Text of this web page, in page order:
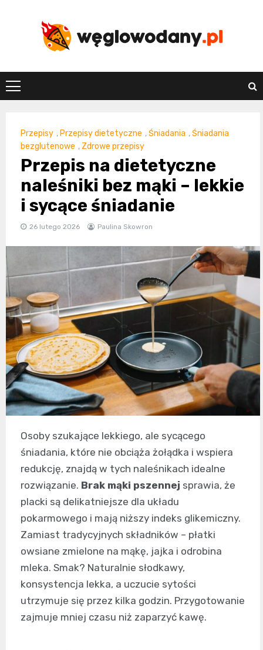
Przepisy ,Przepisy dietetyczne ,Śniadania ,Śniadania
bezglutenowe , Zdrowe przepisy
Przepis na dietetyczne
naleśniki bez mąki – lekkie
i sycące śniadanie
26 lutego 2026 Paulina Skowron
Osoby szukające lekkiego, ale sycącego
śniadania, które nie obciąża żołądka i wspiera
redukcję, znajdą w tych naleśnikach idealne
rozwiązanie. Brak mąki pszennej sprawia, że
placki są delikatniejsze dla układu
pokarmowego i mają niższy indeks glikemiczny.
Zamiast tradycyjnych składników – płatki
owsiane zmielone na mąkę, jajka i odrobina
mleka. Smak? Naturalnie słodkawy,
konsystencja lekka, a uczucie sytości
utrzymuje się przez kilka godzin. Przygotowanie
zajmuje mniej czasu niż zaparzyć kawę.